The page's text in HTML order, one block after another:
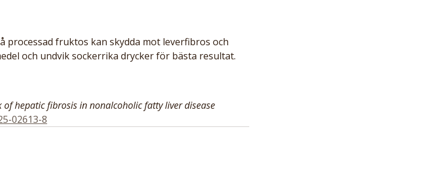
processad fruktos kan skydda mot leverfibros och
och undvik sockerrika drycker för bästa resultat.
hepatic fibrosis in nonalcoholic fatty liver disease
02613-8